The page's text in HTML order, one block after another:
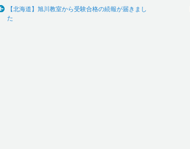
【北海道】旭川教室から受験合格の続報が届きまし
た